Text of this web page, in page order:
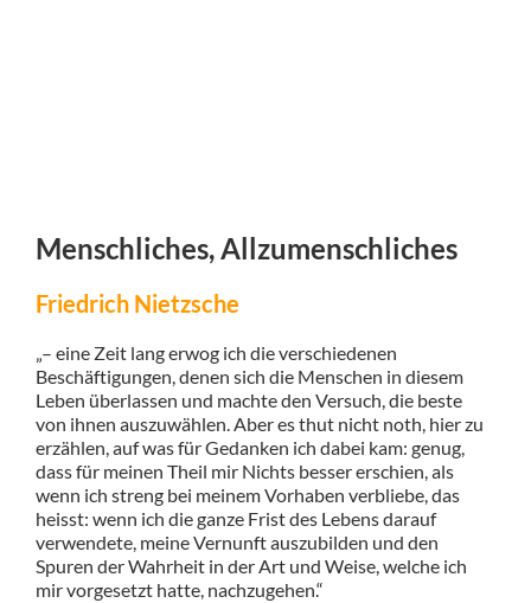
Menschliches, Allzumenschliches
Friedrich Nietzsche
„– eine Zeit lang erwog ich die verschiedenen
Beschäftigungen, denen sich die Menschen in diesem
Leben überlassen und machte den Versuch, die beste
von ihnen auszuwählen. Aber es thut nicht noth, hier zu
erzählen, auf was für Gedanken ich dabei kam: genug,
dass für meinen Theil mir Nichts besser erschien, als
wenn ich streng bei meinem Vorhaben verbliebe, das
heisst: wenn ich die ganze Frist des Lebens darauf
verwendete, meine Vernunft auszubilden und den
Spuren der Wahrheit in der Art und Weise, welche ich
mir vorgesetzt hatte, nachzugehen.“